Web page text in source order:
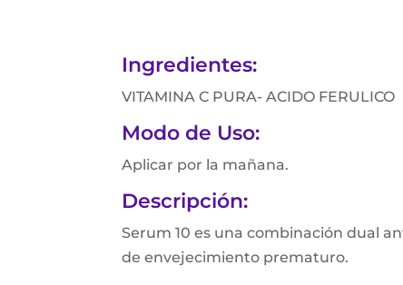
Ingredientes:
VITAMINA C PURA- ACIDO FERULICO
Modo de Uso:
Aplicar por la mañana.
Descripción:
Serum 10 es una combinación dual
de envejecimiento prematuro.